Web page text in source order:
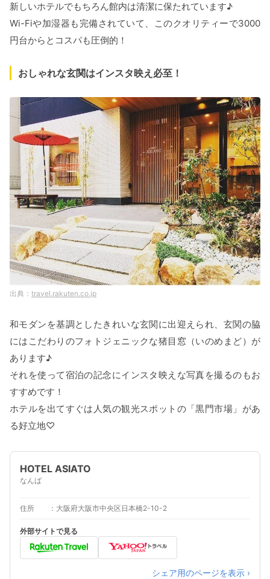
新しいホテルでもちろん館内は清潔に保たれています♪
Wi-Fiや加湿器も完備されていて、このクオリティーで3000
円台からとコスパも圧倒的！
おしゃれな玄関はインスタ映え必至！
travel.rakuten.co.jp
和モダンを基調としたきれいな玄関に出迎えられ、玄関の脇
にはこだわりのフォトジェニックな猪目窓（いのめまど）が
あります♪
それを使って宿泊の記念にインスタ映えな写真を撮るのもお
すすめです！
ホテルを出てすぐは人気の観光スポットの「黒門市場」があ
る好立地♡
HOTEL ASIATO
なんば
住所 大阪府大阪市中央区日本橋2-10-2
外部サイトで見る
シェア用のページを表示 ›